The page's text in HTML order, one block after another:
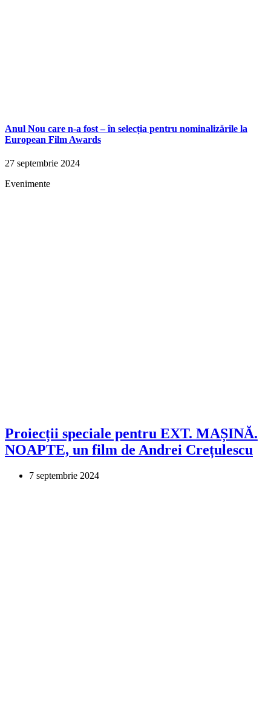
Anul Nou care n-a fost – în selecția pentru nominalizările la
European Film Awards
27 septembrie 2024
Evenimente
Proiecții speciale pentru EXT. MAȘINĂ.
NOAPTE, un film de Andrei Crețulescu
7 septembrie 2024